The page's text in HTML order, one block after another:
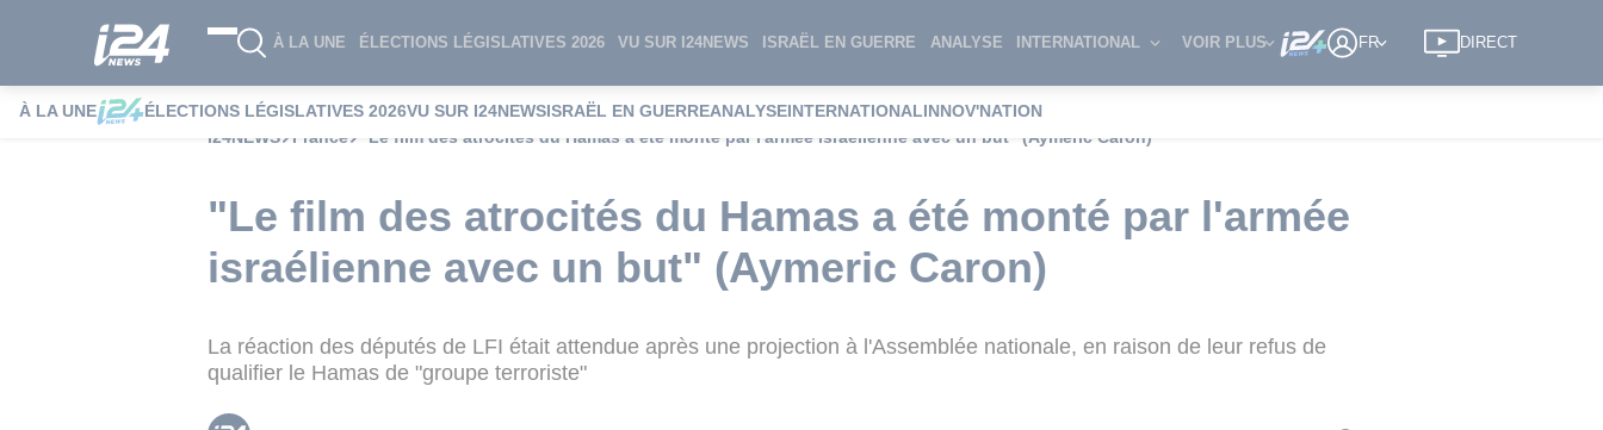
À LA UNE ÉLECTIONS LÉGISLATIVES 2026 VU SUR I24NEWS ISRAËL EN GUERRE ANALYSE INTERNATIONAL VOIR PLUS FR DIRECT
À LA UNE ÉLECTIONS LÉGISLATIVES 2026VU SUR I24NEWSISRAËL EN GUERREANALYSEINTERNATIONALINNOV'NATION
i24NEWS
France "Le film des atrocités du Hamas a été monté par l'armée israélienne avec un but" (Aymeric Caron)
"Le film des atrocités du Hamas a été monté par l'armée
israélienne avec un but" (Aymeric Caron)
La réaction des députés de LFI était attendue après une projection à l'Assemblée nationale, en raison de leur refus de
qualifier le Hamas de "groupe terroriste"